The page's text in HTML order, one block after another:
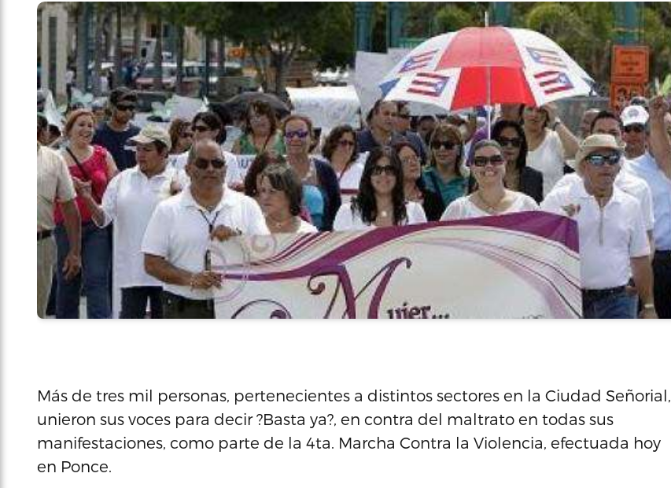
Más de tres mil personas, pertenecientes a distintos sectores en la Ciudad Señorial,
unieron sus voces para decir ?Basta ya?, en contra del maltrato en todas sus
manifestaciones, como parte de la 4ta. Marcha Contra la Violencia, efectuada hoy
en Ponce.